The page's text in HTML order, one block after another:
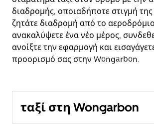
διαδρομής, οποιαδήποτε στιγμή της
ζητάτε διαδρομή από το αεροδρόμιο
ανακαλύψετε ένα νέο μέρος,
ανοίξτε την εφαρμογή και
προορισμό σας στην Wongarbon.
ταξί στη Wongarbon